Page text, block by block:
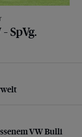
SpVg.
VW Bulli
VW Bulli